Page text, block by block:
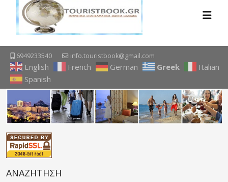
6949233540 info.touristbook@gmail.com
English French German Greek
Italian
Spanish
ΑΝΑΖΗΤΗΣΗ